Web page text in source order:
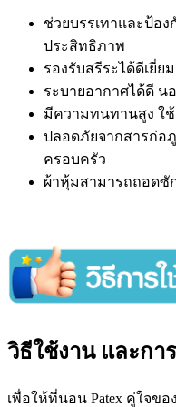
ช่วยบรรเทาและป้อ
ประสิทธิภาพ
รองรับสรีระได้ดีเยี่
ระบายอากาศได้ดี น
มีความทนทานสูง ใ
ปลอดภัยจากสารก่อ
ครอบครัว
ผ้าหุ้มสามารถถอดซั
วิธีใช้งาน และกา
เพื่อให้ที่นอน Patex คู่ใจข